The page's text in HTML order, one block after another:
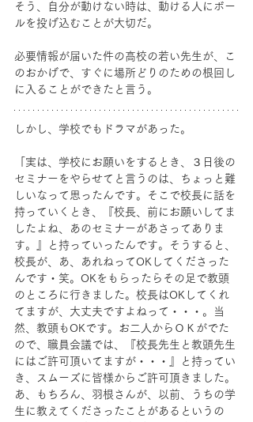
そう、自分が動けない時は、動ける人にボー
ルを投げ込むことが大切だ。
必要情報が届いた件の高校の若い先生が、こ
のおかげで、すぐに場所どりのための根回し
に入ることができたと言う。
しかし、学校でもドラマがあった。
「実は、学校にお願いをするとき、３日後の
セミナーをやらせてと言うのは、ちょっと難
しいなって思ったんです。そこで校長に話を
持っていくとき、『校長、前にお願いしてま
したよね、あのセミナーがあさってありま
す。』と持っていったんです。そうすると、
校長が、あ、あれねってOKしてくださった
んです・笑。OKをもらったらその足で教頭
のところに行きました。校長はOKしてくれ
てますが、大丈夫ですよねって・・・。当
然、教頭もOKです。お二人からＯＫがでた
ので、職員会議では、『校長先生と教頭先生
にはご許可頂いてますが・・・』と持ってい
き、スムーズに皆様からご許可頂きました。
あ、もちろん、羽根さんが、以前、うちの学
生に教えてくださったことがあるというの